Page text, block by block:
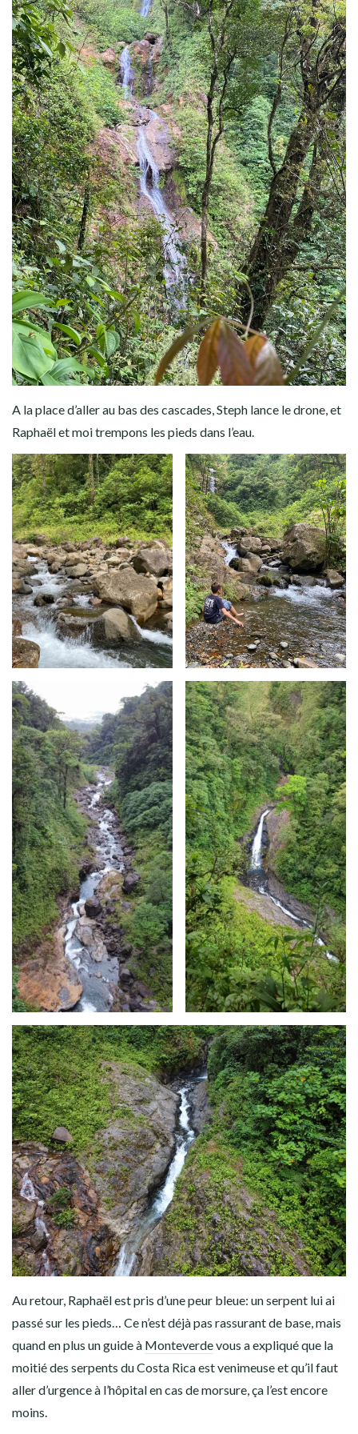
A la place d’aller au bas des cascades, Steph lance le drone, et
Raphaël et moi trempons les pieds dans l’eau.
Au retour, Raphaël est pris d’une peur bleue: un serpent lui ai
passé sur les pieds… Ce n’est déjà pas rassurant de base, mais
quand en plus un guide à Monteverdevous a expliqué que la
moitié des serpents du Costa Rica est venimeuse et qu’il faut
aller d’urgence à l’hôpital en cas de morsure, ça l’est encore
moins.